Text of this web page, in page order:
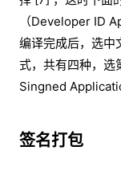
（Developer ID
编译完成后，选
式，共有四种，
Singned
签名打包